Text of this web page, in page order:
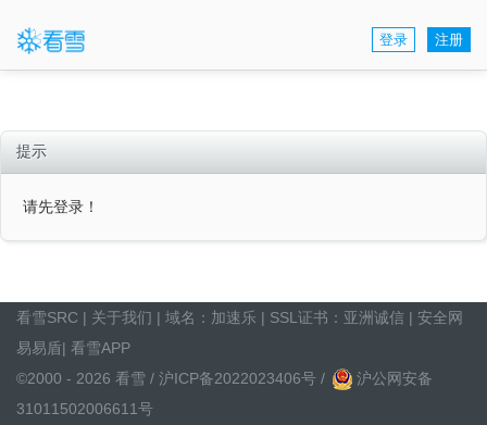
登录 注册
提示
请先登录！
看雪SRC | 关于我们 | 域名： 加速乐 | SSL证书： 亚洲诚信 | 安全网
易易盾| 看雪APP
©2000 - 2026 看雪 / 沪ICP备2022023406号 /
沪公网安备
31011502006611号